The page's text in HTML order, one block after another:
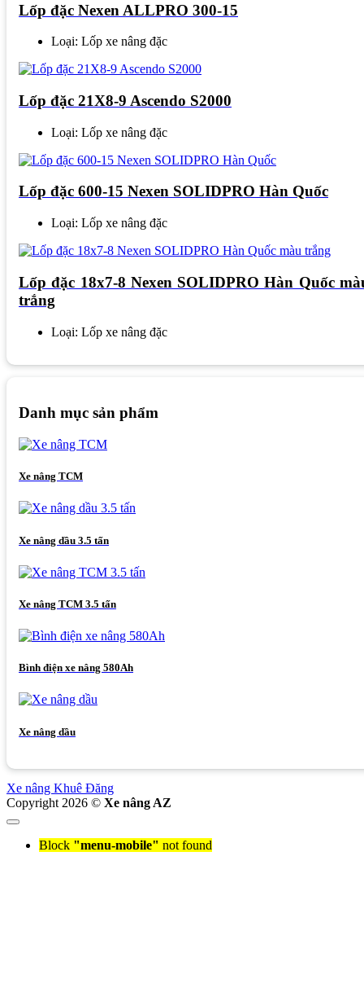
Lốp đặc Nexen ALLPRO 300-15
Loại: Lốp xe nâng đặc
Lốp đặc 21X8-9 Ascendo S2000
Loại: Lốp xe nâng đặc
Lốp đặc 600-15 Nexen SOLIDPRO Hàn Quốc
Loại: Lốp xe nâng đặc
Lốp đặc 18x7-8 Nexen SOLIDPRO Hàn Quốc
trắng
Loại: Lốp xe nâng đặc
Danh mục sản phẩm
Xe nâng TCM
Xe nâng dầu 3.5 tấn
Xe nâng TCM 3.5 tấn
Bình điện xe nâng 580Ah
Xe nâng dầu
Xe nâng Khuê Đăng
Copyright 2026 © Xe nâng AZ
Block "menu-mobile" not found